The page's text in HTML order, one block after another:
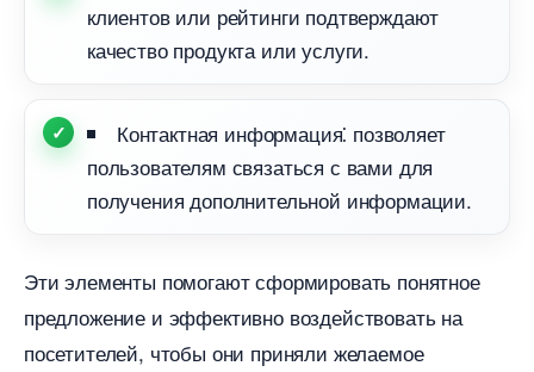
клиентов или рейтинги подтверждают
качество продукта или услуги.​
Контактная информация⁚ позволяет
пользователям связаться с вами для
получения дополнительной информации.​
Эти элементы помогают сформировать понятное
предложение и эффективно воздействовать на
посетителей, чтобы они приняли желаемое